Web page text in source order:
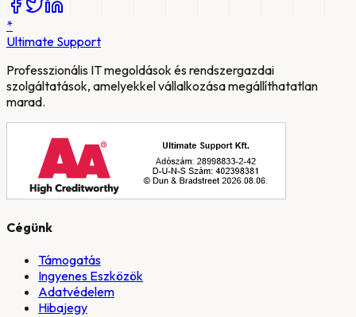
*
Ultimate Support
Professzionális IT megoldások és rendszergazdai
szolgáltatások, amelyekkel vállalkozása megállíthatatlan
marad.
Cégünk
Támogatás
Ingyenes Eszközök
Adatvédelem
Hibajegy